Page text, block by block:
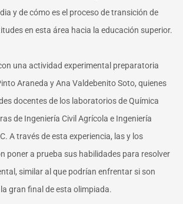
y de cómo es el proceso de transición de
en esta área hacia la educación superior.
una actividad experimental preparatoria
Araneda y Ana Valdebenito Soto, quienes
docentes de los laboratorios de Química
de Ingeniería Civil Agrícola e Ingeniería
A través de esta experiencia, las y los
poner a prueba sus habilidades para resolver
similar al que podrían enfrentar si son
gran final de esta olimpiada.